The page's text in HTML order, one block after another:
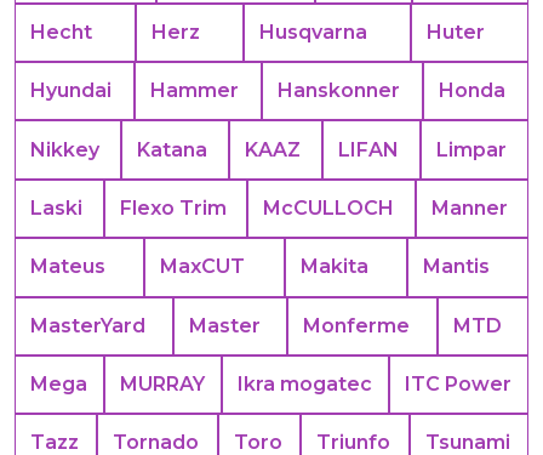
Hecht Herz Husqvarna Huter
Hyundai Hammer Hanskonner Honda
Nikkey Katana KAAZ LIFAN Limpar
Laski Flexo Trim McCULLOCH Manner
Mateus MaxCUT Makita Mantis
MasterYard Master Monferme MTD
Mega MURRAY Ikra mogatec ITC Power
Tazz Tornado Toro Triunfo Tsunami